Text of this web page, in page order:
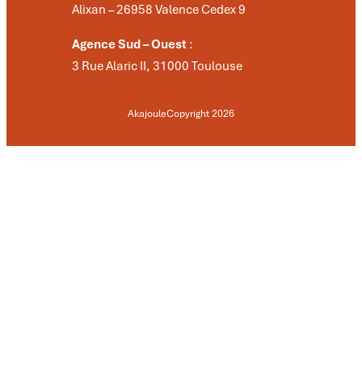
Alixan – 26958 Valence Cedex 9
Agence Sud – Ouest :
3 Rue Alaric II, 31000 Toulouse
AkajouleCopyright 2026